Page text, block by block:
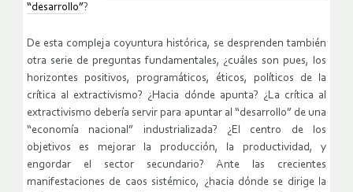
“desarrollo” ?
De esta compleja coyuntura histórica, se desprenden también
otra serie de preguntas fundamentales, ¿cuáles son pues, los
horizontes positivos, programáticos, éticos, políticos de la
crítica al extractivismo? ¿Hacia dónde apunta? ¿La crítica al
extractivismo debería servir para apuntar al “desarrollo” de una
“economía nacional” industrializada? ¿El centro de los
objetivos es mejorar la producción, la productividad, y
engordar el sector secundario? Ante las crecientes
manifestaciones de caos sistémico, ¿hacia dónde se dirige la